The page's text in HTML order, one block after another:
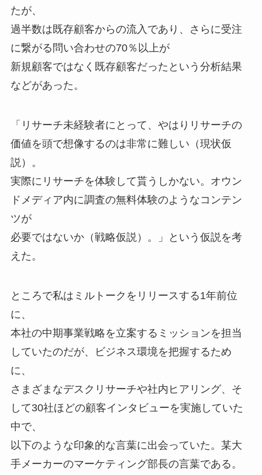
たが、
過半数は既存顧客からの流入であり、さらに受注
に繋がる問い合わせの70％以上が
新規顧客ではなく既存顧客だったという分析結果
などがあった。
「リサーチ未経験者にとって、やはりリサーチの
価値を頭で想像するのは非常に難しい（現状仮
説）。
実際にリサーチを体験して貰うしかない。オウン
ドメディア内に調査の無料体験のようなコンテン
ツが
必要ではないか（戦略仮説）。」という仮説を考
えた。
ところで私はミルトークをリリースする1年前位
に、
本社の中期事業戦略を立案するミッションを担当
していたのだが、ビジネス環境を把握するため
に、
さまざまなデスクリサーチや社内ヒアリング、そ
して30社ほどの顧客インタビューを実施していた
中で、
以下のような印象的な言葉に出会っていた。某大
手メーカーのマーケティング部長の言葉である。